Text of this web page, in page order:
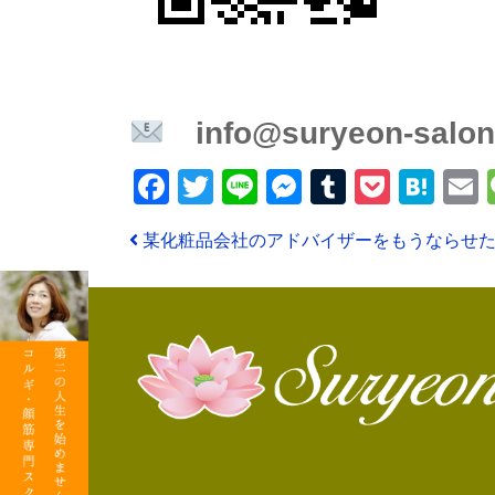
info@suryeon-
Facebook
TwitterLineMessenger
Tumblr
投稿ナビゲーション
某化粧品会社のアドバイザーをもうならせ